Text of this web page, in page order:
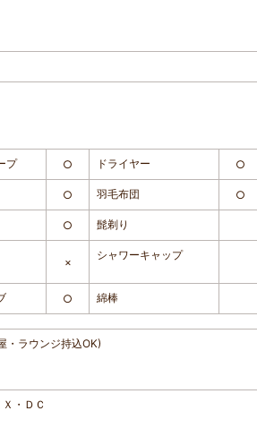
プ ○ ドライヤー ○
○ 羽毛布団 ○
○ 髭剃り
×
シャワーキャップ
○ 綿棒
・ラウンジ持込OK)
・ＤＣ